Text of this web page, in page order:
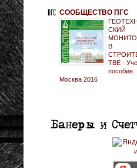
СООБЩЕСТВО ПГС
СКИЙ
В
ТВЕ -
пособие.
Москва 2016